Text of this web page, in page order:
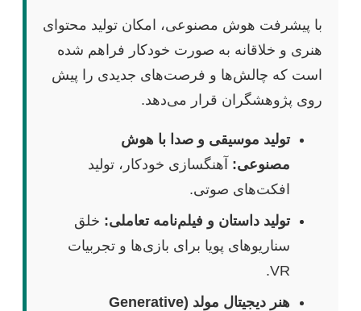
با پیشرفت هوش مصنوعی، امکان تولید محتوای
هنری و خلاقانه به صورت خودکار فراهم شده
است که چالش‌ها و فرصت‌های جدیدی را پیش
روی پژوهشگران قرار می‌دهد.
تولید موسیقی و صدا با هوش
مصنوعی: آهنگسازی خودکار، تولید
افکت‌های صوتی.
تولید داستان و فیلم‌نامه تعاملی: خلق
سناریوهای پویا برای بازی‌ها و تجربیات
VR.
هنر دیجیتال مولد (Generative